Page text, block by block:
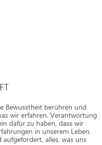
Bewusstheit berühren und
wir erfahren. Verantwortung
dafür zu haben, dass wir
in unserem Leben,
alles, was uns